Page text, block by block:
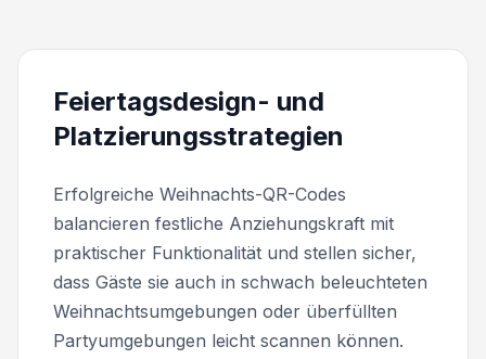
Feiertagsdesign- und
Platzierungsstrategien
Erfolgreiche Weihnachts-QR-Codes
balancieren festliche Anziehungskraft mit
praktischer Funktionalität und stellen sicher,
dass Gäste sie auch in schwach beleuchteten
Weihnachtsumgebungen oder überfüllten
Partyumgebungen leicht scannen können.